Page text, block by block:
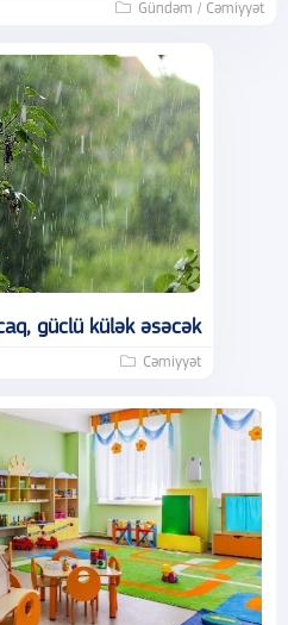
Gündəm / Cəmiyyət
güclü külək əsəcək
Cəmiyyət